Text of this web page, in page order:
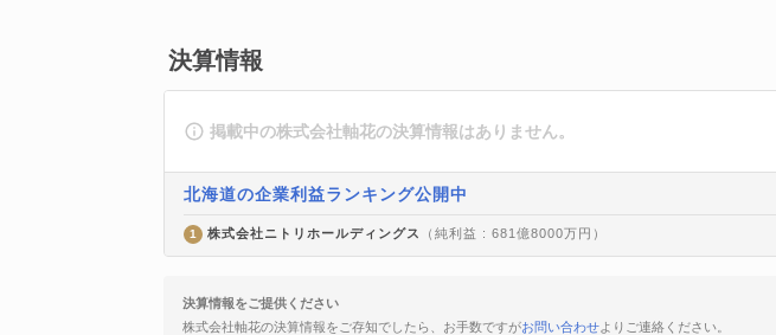
決算情報
掲載中の株式会社軸花の決算情報はありません。
北海道の企業利益ランキング公開中
1 株式会社ニトリホールディングス （純利益 : 681億8000万円）
決算情報をご提供ください
株式会社軸花の決算情報をご存知でしたら、お手数ですがお問い合わせよりご連絡ください。